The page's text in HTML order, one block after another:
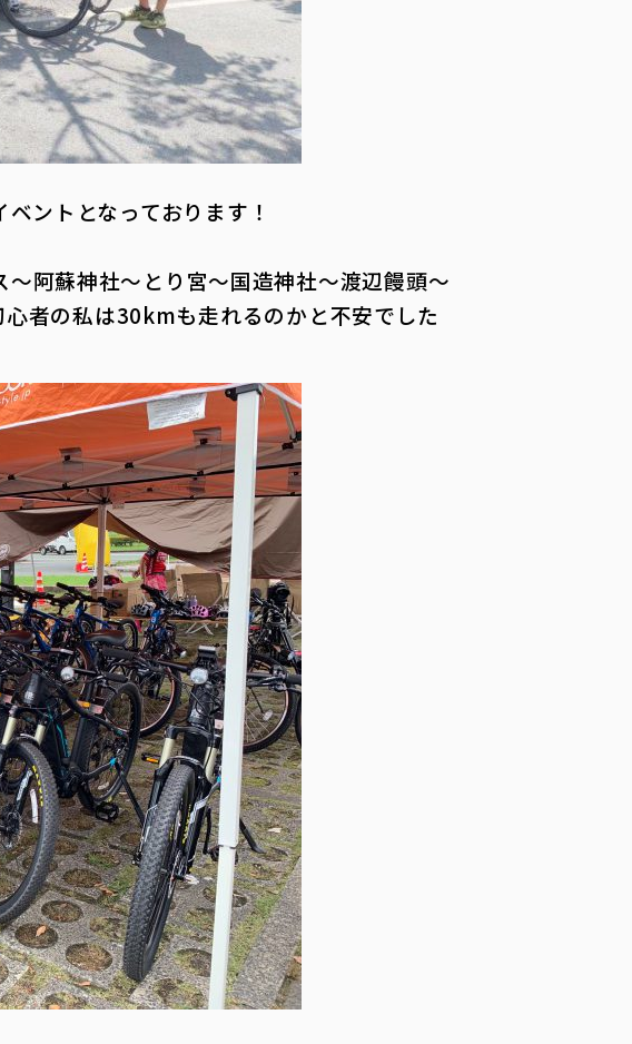
ベントとなっております！
阿蘇神社～とり宮～国造神社～渡辺饅頭～
者の私は30kmも走れるのかと不安でした